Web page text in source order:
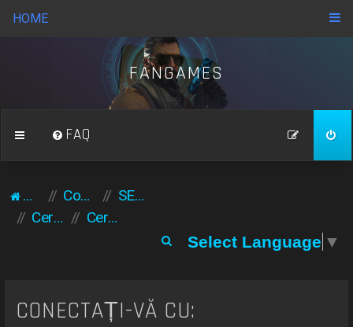
HOME
FANGAMES
FAQ
Acasă Comunitate
SERVERE ACCESE
Cereri / accese servere
Cerere unban
Select Language ▼
t
CONECTAȚI-VĂ CU: